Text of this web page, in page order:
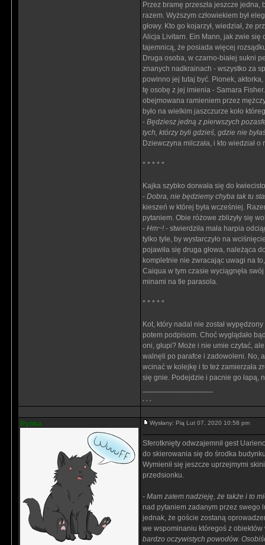
Przez bramę przeszła jeszcze
razem. Wyższym człowiekiem był
głowy. Kto go kojarzył, wiedział, że
Alicja Livitarn. Ein Mann, jak zwie się
tajemnicą, że posiada więcej
Druga osoba, w czarno-białej sukni
znanych nadkrainach - wszystko za
powinno jej tutaj być. Pionek,
tę osobę z jej imienia - Samara
obejmowana ramieniem przez
było na wielkim jaszczurze koło
- Będziesz jedną z pierwszych
tych, którzy byli gdzieś, gdzie nie
Dziewczyna milczała, i kto wiedział
* * * * *
Kajka szybko dorwała się do
- Dobra, nie będziemy chyba tak tu
kieszeń w której była wcześniej.
pytaniem. Obie różowe zblizyły się
- Hm~! - stwierdziła mała harpia
tylko tyle, by wystarczyło na
pojawiła się druga głowa, należąca
kompletnie nie zwracając uwagi na
Caiqua w tym czasie wyciągnęła
minami na tle parasola.
* * * * *
Kot, który nadal nie został
potem podpisom. Choć wyglądało
oni, głupi? Może i nie umie czytać,
walnęli po parafce i zadowoleni. No,
wcinać w kolejkę i to też zamierzała
się gnie. Podejdzie i pacnie go łapą,
. . .
Rybka Wysłany: Pią Lut 07, 2020 10:58 pm
Sferotknięty odwzajemnił gest
do skierowania się do środka
Wymienił się jeszcze uprzejmymi
przedsionku.
- Mam zatem nadzieję, że także i to
nad pytaniem zadanym przez swego
jednak, że goście zostaną
we wspominaniu któregoś z
bardzo oczywistych powodów.